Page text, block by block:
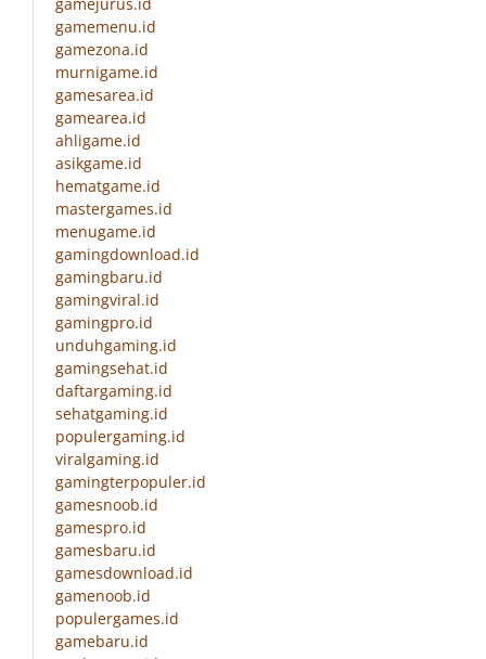
gamemenu.id
gamezona.id
murnigame.id
gamesarea.id
gamearea.id
ahligame.id
asikgame.id
hematgame.id
mastergames.id
menugame.id
gamingdownload.id
gamingbaru.id
gamingviral.id
gamingpro.id
unduhgaming.id
gamingsehat.id
daftargaming.id
sehatgaming.id
populergaming.id
viralgaming.id
gamingterpopuler.id
gamesnoob.id
gamespro.id
gamesbaru.id
gamesdownload.id
gamenoob.id
populergames.id
gamebaru.id